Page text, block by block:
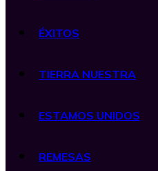
ÉXITOS
TIERRA NUESTRA
ESTAMOS UNIDOS
REMESAS